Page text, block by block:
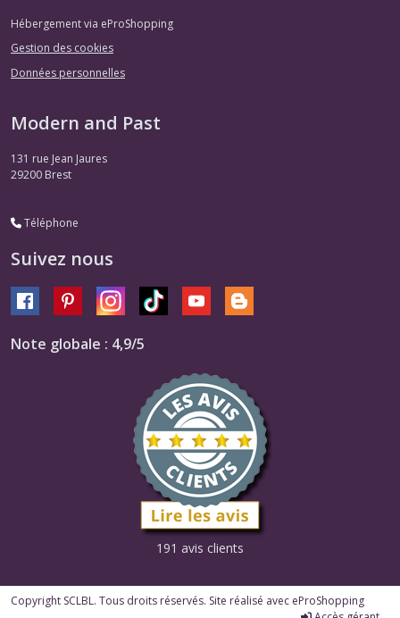
Hébergement via eProShopping
Gestion des cookies
Données personnelles
Modern and Past
131 rue Jean Jaures
29200 Brest
Téléphone
Suivez nous
Note globale : 4,9/5
191 avis clients
Copyright SCLBL. Tous droits réservés. Site réalisé avec eProShopping